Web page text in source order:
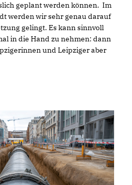
geplant werden können. Im
werden wir sehr genau darauf
gelingt. Es kann sinnvoll
in die Hand zu nehmen: dann
und Leipziger aber